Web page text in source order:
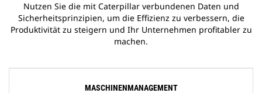
Nutzen Sie die mit Caterpillar verbundenen Daten und
Sicherheitsprinzipien, um die Effizienz zu verbessern, die
Produktivität zu steigern und Ihr Unternehmen profitabler zu
machen.
MASCHINENMANAGEMENT